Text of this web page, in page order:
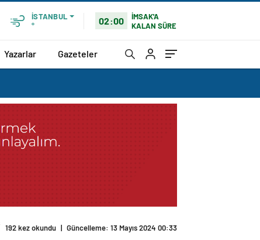
İSTANBUL
°
02:00
İMSAK'A
KALAN SÜRE
Yazarlar Gazeteler
192 kez okundu | Güncelleme: 13 Mayıs 2024 00:33